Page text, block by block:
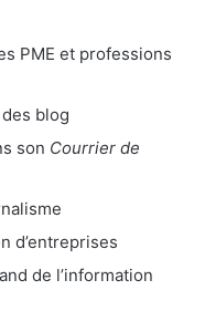
PME et professions
blog
son Courrier de
d’entreprises
de l’information